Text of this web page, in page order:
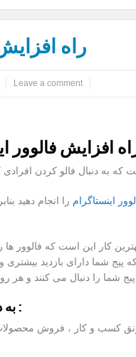
راه
Leave a comment
اینستاگرام را انجام دهید
کار این است که فالوور ها
پیج شما دارای بازدید
به دنبال افزایش فالوور میتوانید :
کسب و کار ، فروش محصولات